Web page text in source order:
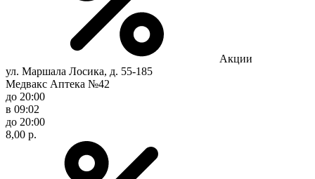
Акции
ул. Маршала Лосика, д. 55-185
Медвакс Аптека №42
до 20:00
в 09:02
до 20:00
8,00 р.